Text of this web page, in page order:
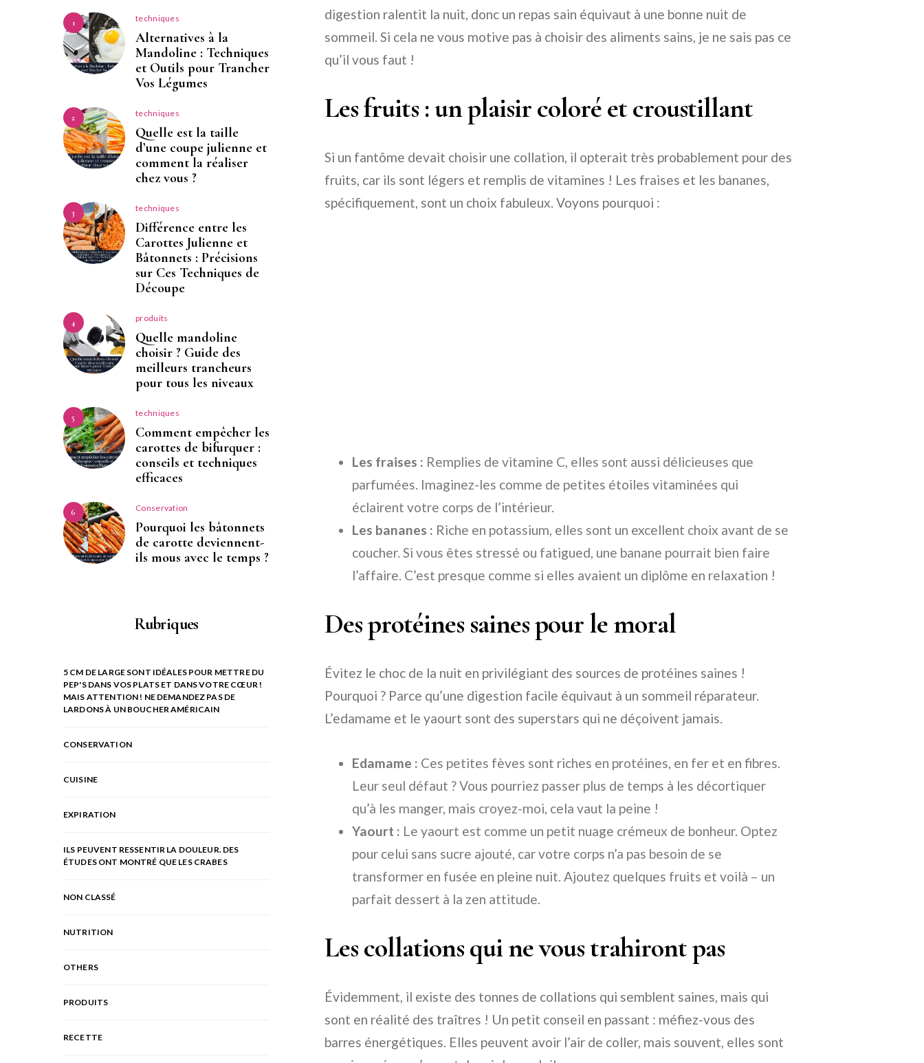
digestion ralentit la nuit, donc un repas sain équivaut à une bonne nuit de
sommeil. Si cela ne vous motive pas à choisir des aliments sains, je ne sais pas ce
qu’il vous faut !
Les fruits : un plaisir coloré et croustillant
Si un fantôme devait choisir une collation, il opterait très probablement pour des
fruits, car ils sont légers et remplis de vitamines ! Les fraises et les bananes,
spécifiquement, sont un choix fabuleux. Voyons pourquoi :
Les fraises : Remplies de vitamine C, elles sont aussi délicieuses que
parfumées. Imaginez-les comme de petites étoiles vitaminées qui
éclairent votre corps de l’intérieur.
Les bananes : Riche en potassium, elles sont un excellent choix avant de se
coucher. Si vous êtes stressé ou fatigued, une banane pourrait bien faire
l’affaire. C’est presque comme si elles avaient un diplôme en relaxation !
Des protéines saines pour le moral
Évitez le choc de la nuit en privilégiant des sources de protéines saines !
Pourquoi ? Parce qu’une digestion facile équivaut à un sommeil réparateur.
L’edamame et le yaourt sont des superstars qui ne déçoivent jamais.
Edamame : Ces petites fèves sont riches en protéines, en fer et en fibres.
Leur seul défaut ? Vous pourriez passer plus de temps à les décortiquer
qu’à les manger, mais croyez-moi, cela vaut la peine !
Yaourt : Le yaourt est comme un petit nuage crémeux de bonheur. Optez
pour celui sans sucre ajouté, car votre corps n’a pas besoin de se
transformer en fusée en pleine nuit. Ajoutez quelques fruits et voilà – un
parfait dessert à la zen attitude.
Les collations qui ne vous trahiront pas
Évidemment, il existe des tonnes de collations qui semblent saines, mais qui
sont en réalité des traîtres ! Un petit conseil en passant : méfiez-vous des
barres énergétiques. Elles peuvent avoir l’air de coller, mais souvent, elles sont
1 techniques
Alternatives à la
Mandoline : Techniques
et Outils pour Trancher
Vos Légumes
2 techniques
Quelle est la taille
d’une coupe julienne et
comment la réaliser
chez vous ?
3 techniques
Différence entre les
Carottes Julienne et
Bâtonnets : Précisions
sur Ces Techniques de
Découpe
4 produits
Quelle mandoline
choisir ? Guide des
meilleurs trancheurs
pour tous les niveaux
5 techniques
Comment empêcher les
carottes de bifurquer :
conseils et techniques
efficaces
6 Conservation
Pourquoi les bâtonnets
de carotte deviennent-
ils mous avec le temps ?
Rubriques
5 CM DE LARGE SONT IDÉALES POUR METTRE DU
PEP'S DANS VOS PLATS ET DANS VOTRE CŒUR !
MAIS ATTENTION ! NE DEMANDEZ PAS DE
LARDONS À UN BOUCHER AMÉRICAIN
CONSERVATION
CUISINE
EXPIRATION
ILS PEUVENT RESSENTIR LA DOULEUR. DES
ÉTUDES ONT MONTRÉ QUE LES CRABES
NON CLASSÉ
NUTRITION
OTHERS
PRODUITS
RECETTE